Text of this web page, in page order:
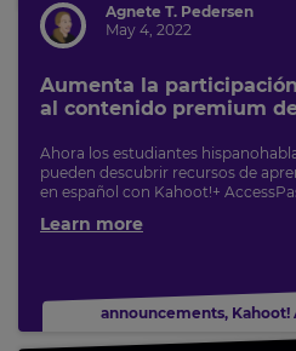
Agnete T. Pedersen
May 4, 2022
Aumenta la
al contenido premium
Ahora los estudiantes
pueden descubrir recursos de
en español con Kahoot!+
Learn more
announcements, Kahoot!